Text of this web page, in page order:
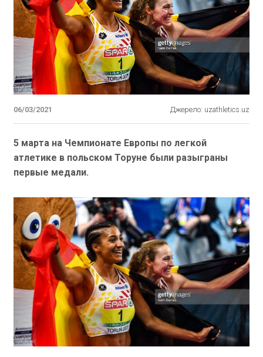
06/03/2021 Джерело: uzathletics.uz
5 марта на Чемпионате Европы по легкой
атлетике в польском Торуне были разыграны
первые медали.